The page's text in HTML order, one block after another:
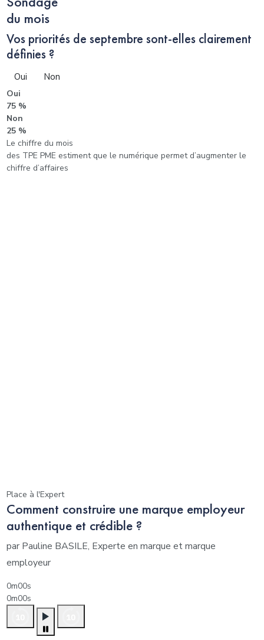
du mois
Vos priorités de septembre sont-elles clairement
définies ?
Oui Non
Oui
75 %
Non
25 %
Le chiffre du mois
des TPE PME estiment que le numérique permet d’augmenter le
chiffre d’affaires
Place à l'Expert
Comment construire une marque employeur
authentique et crédible ?
par Pauline BASILE, Experte en marque et marque
employeur
0m00s
0m00s